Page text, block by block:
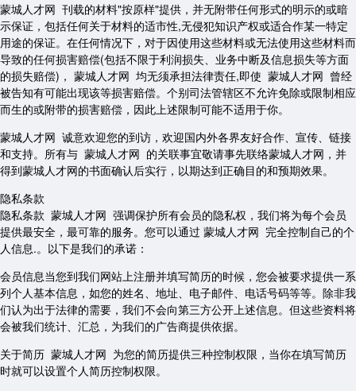
蒙城人才网 刊载的材料"按原样"提供，并无附带任何形式的明示的或暗
示保证，包括任何关于材料的适市性,无侵犯知识产权或适合作某一特定
用途的保证。在任何情况下，对于因使用这些材料或无法使用这些材料而
导致的任何损害赔偿(包括不限于利润损失、业务中断及信息损失等方面
的损失赔偿)， 蒙城人才网 均无须承担法律责任,即使 蒙城人才网 曾经
被告知有可能出现该等损害赔偿。个别司法管辖区不允许免除或限制相应
而生的或附带的损害赔偿，因此上述限制可能不适用于你。
蒙城人才网 诚意欢迎您的到访，欢迎国内外各界友好合作、宣传、链接
和支持。所有与 蒙城人才网 的关联事宜敬请事先联络蒙城人才网，并
得到蒙城人才网的书面确认后实行，以期达到正确目的和预期效果。
隐私条款
隐私条款 蒙城人才网 强调保护所有会员的隐私权，我们将为每个会员
提供最安全，最可靠的服务。您可以通过 蒙城人才网 完全控制自己的个
人信息.。以下是我们的承诺：
会员信息当您到我们网站上注册并填写简历的时候，您会被要求提供一系
列个人基本信息，如您的姓名、地址、电子邮件、电话号码等等。除非我
们认为出于法律的需要，我们不会向第三方公开上述信息。但这些资料将
会被我们统计、汇总，为我们的广告商提供依据。
关于简历 蒙城人才网 为您的简历提供三种控制权限，当你在填写简历
时就可以设置个人简历控制权限。